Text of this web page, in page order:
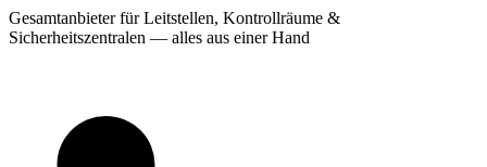
Gesamtanbieter für Leitstellen, Kontrollräume &
Sicherheitszentralen — alles aus einer Hand